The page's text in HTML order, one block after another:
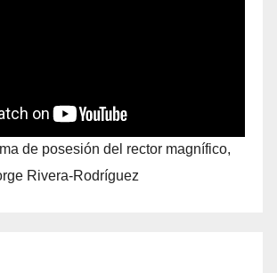
de posesión del rector magnífico,
Rivera-Rodríguez